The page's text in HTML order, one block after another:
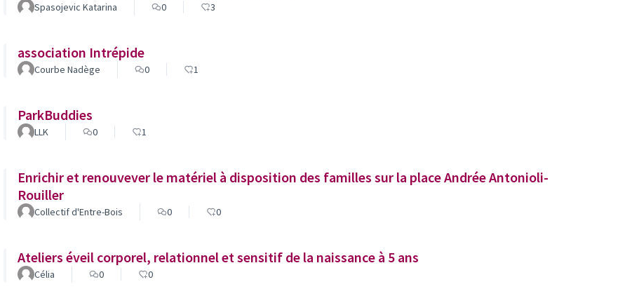
Spasojevic Katarina 0 3
association Intrépide
Courbe Nadège 0 1
ParkBuddies
LLK 0 1
Enrichir et renouvever le matériel à disposition des familles sur la place Andrée Antonioli-
Rouiller
Collectif d'Entre-Bois 0 0
Ateliers éveil corporel, relationnel et sensitif de la naissance à 5 ans
Célia 0 0